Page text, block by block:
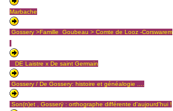
Marbache
Gossery >Famille Goubeau > Comte de Looz -Corswarem
DE Laistre x De saint Germain
Gossery / De Gossery: histoire et généalogie ...
Son(n)et , Gosserÿ : orthographe différente d'aujourd'hui !